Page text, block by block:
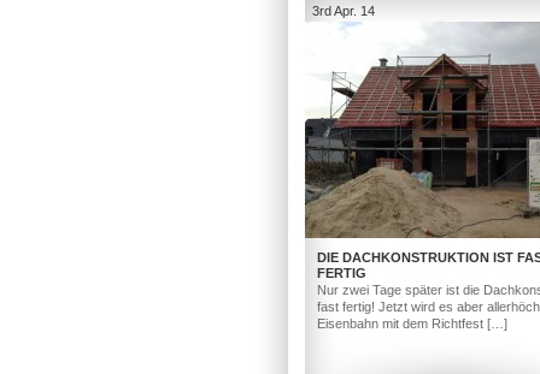
3rd Apr. 14
DIE DACHKONSTRUKTION IST
FERTIG
Nur zwei Tage später ist die
fast fertig! Jetzt wird es aber
Eisenbahn mit dem Richtfest […]